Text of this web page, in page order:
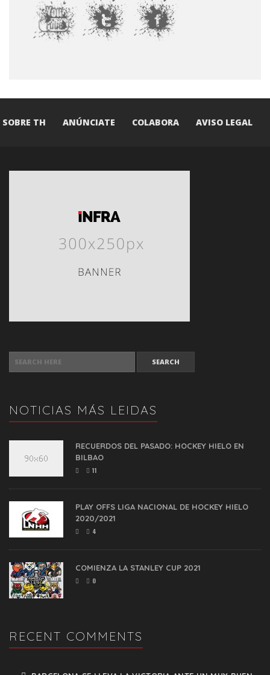
SOBRE TH ANÚNCIATE COLABORA AVISO LEGAL
NOTICIAS MÁS LEIDAS
RECUERDOS DEL PASADO: HOCKEY HIELO EN
BILBAO
11
PLAY OFFS LIGA NACIONAL DE HOCKEY HIELO
2020/2021
4
COMIENZA LA STANLEY CUP 2021
0
RECENT COMMENTS